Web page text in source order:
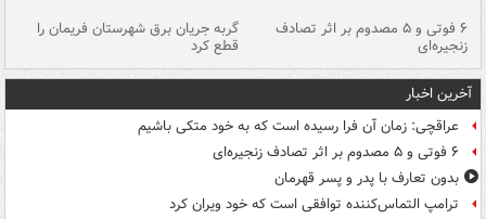
۶ فوتی و ۵ مصدوم بر اثر تصادف
زنجیره‌ای
گربه جریان برق شهرستان فریمان را
قطع کرد
آخرین اخبار
عراقچی: زمان آن فرا رسیده است که به خود متکی باشیم
۶ فوتی و ۵ مصدوم بر اثر تصادف زنجیره‌ای
بدون تعارف با پدر و پسر قهرمان
ترامپ التماس‌کننده توافقی است که خود ویران کرد